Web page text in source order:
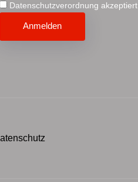
Datenschutzverordnung akzeptiert